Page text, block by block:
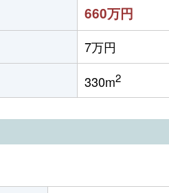
660万円
7万円
330m2